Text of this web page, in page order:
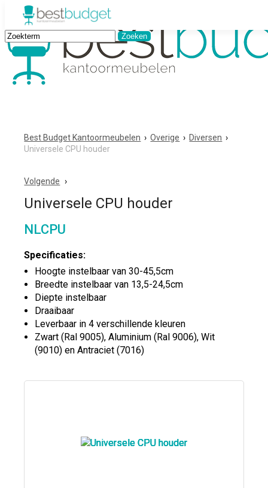
Best Budget Kantoormeubelen › Overige › Diversen ›
Universele CPU houder
Volgende
Universele CPU houder
NLCPU
Specificaties:
Hoogte instelbaar van 30-45,5cm
Breedte instelbaar van 13,5-24,5cm
Diepte instelbaar
Draaibaar
Leverbaar in 4 verschillende kleuren
Zwart (Ral 9005), Aluminium (Ral 9006), Wit
(9010) en Antraciet (7016)